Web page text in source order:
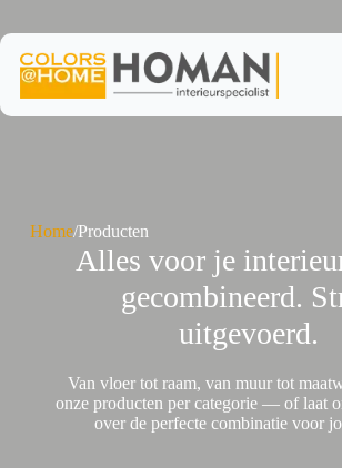
de
inhoud
Home/Producten
Alles voor je
gecombineerd.
uitgevoerd.
Van vloer tot raam, van muur tot
onze producten per categorie — of laat
over de perfecte combinatie voor